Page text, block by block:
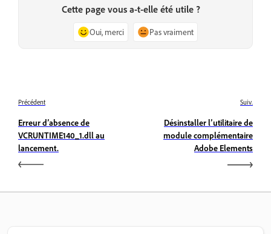
Cette page vous a-t-elle été utile ?
Oui, merci Pas vraiment
Précédent
Erreur d’absence de
VCRUNTIME140_1.dll au
lancement.
Suiv.
Désinstaller l’utilitaire de
module complémentaire
Adobe Elements